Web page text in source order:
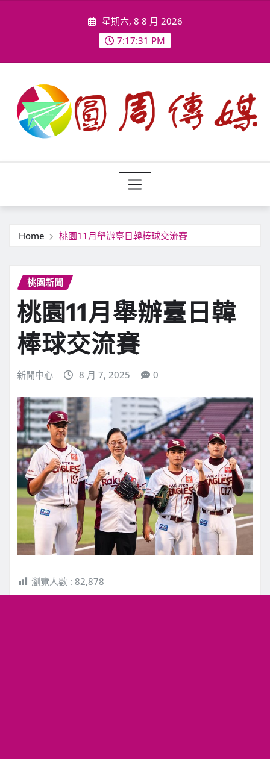
星期六, 8 8 月 2026
7:17:33 PM
Home 桃園11月舉辦臺日韓棒球交流賽
桃園新聞
桃園11月舉辦臺日韓
棒球交流賽
新聞中心 8 月 7, 2025 0
瀏覽人數 : 82,878